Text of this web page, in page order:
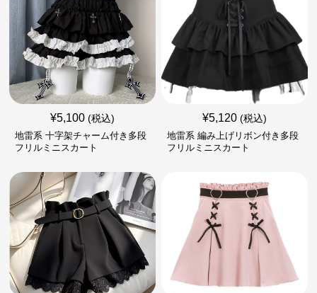
¥5,100 (税込)
地雷系 十字架チャーム付き多段
フリルミニスカート
¥5,120 (税込)
地雷系 編み上げリボン付き多段
フリルミニスカート